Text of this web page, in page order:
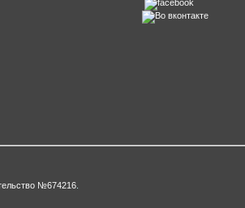
№674216